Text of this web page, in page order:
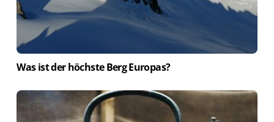
Was ist der höchste Berg Europas?